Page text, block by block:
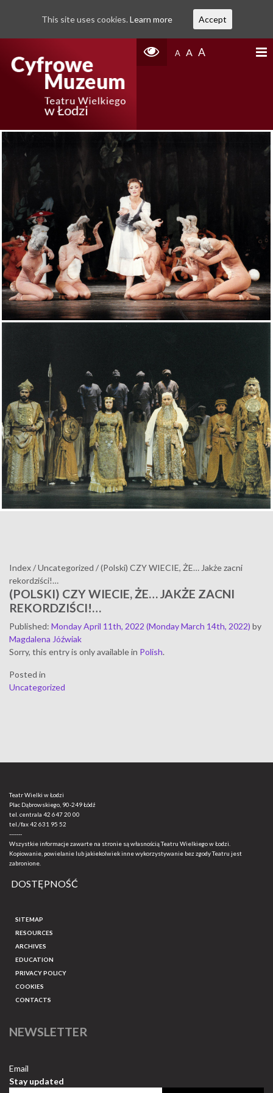
A A A
Index/Uncategorized /(Polski) CZY WIECIE, ŻE… Jakże zacni
rekordziści!…
(POLSKI) CZY WIECIE, ŻE… JAKŻE ZACNI
REKORDZIŚCI!…
Published: Monday April 11th, 2022 (Monday March 14th, 2022) by
Magdalena Jóźwiak
Sorry, this entry is only available in Polish.
Posted in
Uncategorized
Teatr Wielki w Łodzi
Plac Dąbrowskiego, 90-249 Łódź
tel. centrala 42 647 20 00
tel./fax42 631 95 52
-------
Wszystkie informacje zawarte na stronie są własnością Teatru Wielkiego w Łodzi.
Kopiowanie, powielanie lub jakiekolwiek inne wykorzystywanie bez zgody Teatru jest
zabronione.
DOSTĘPNOŚĆ
SITEMAP
RESOURCES
ARCHIVES
EDUCATION
PRIVACY POLICY
COOKIES
CONTACTS
NEWSLETTER
Email
Stay updated
This site uses cookies. Learn more Accept